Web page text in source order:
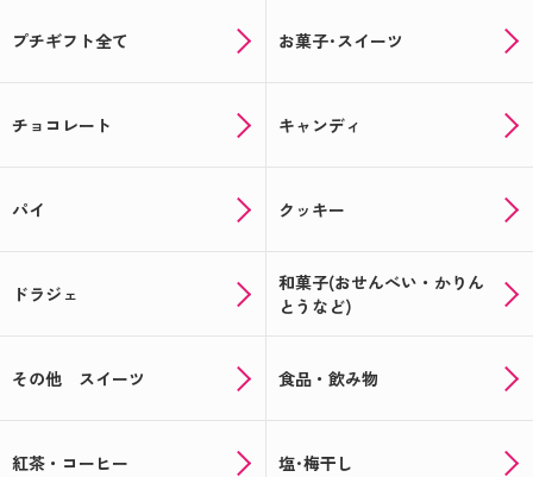
プチギフト全て お菓子･スイーツ
チョコレート キャンディ
パイ クッキー
ドラジェ
和菓子(おせんべい・かりん
とうなど)
その他 スイーツ 食品・飲み物
紅茶・コーヒー 塩･梅干し